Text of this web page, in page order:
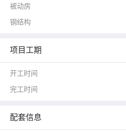
被动房
钢结构
项目工期
开工时间
完工时间
配套信息